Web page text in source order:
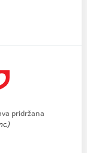
pridržana